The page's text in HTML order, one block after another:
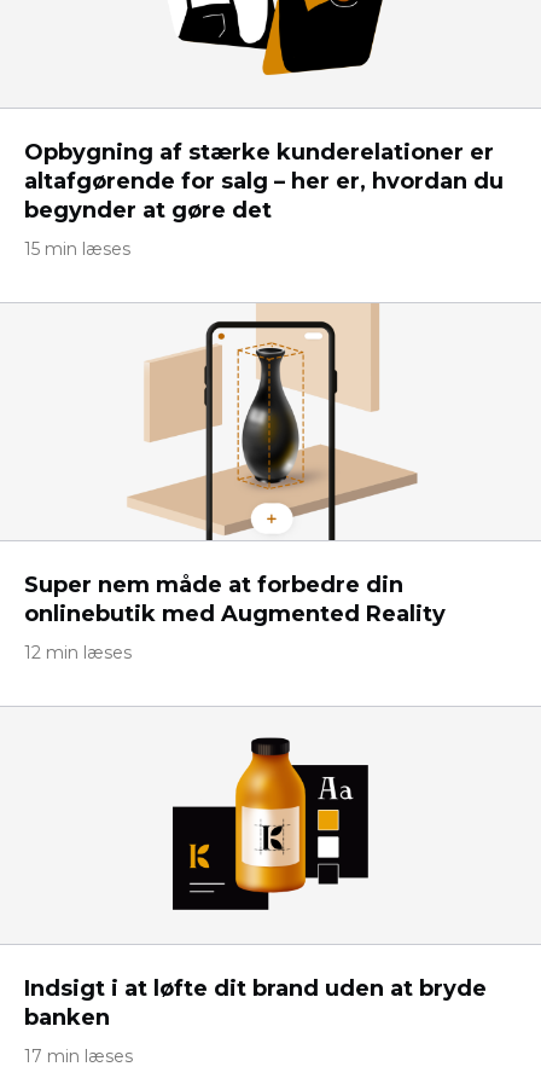
Opbygning af stærke kunderelationer er
altafgørende for salg – her er, hvordan du
begynder at gøre det
15 min læses
Super nem måde at forbedre din
onlinebutik med Augmented Reality
12 min læses
Indsigt i at løfte dit brand uden at bryde
banken
17 min læses